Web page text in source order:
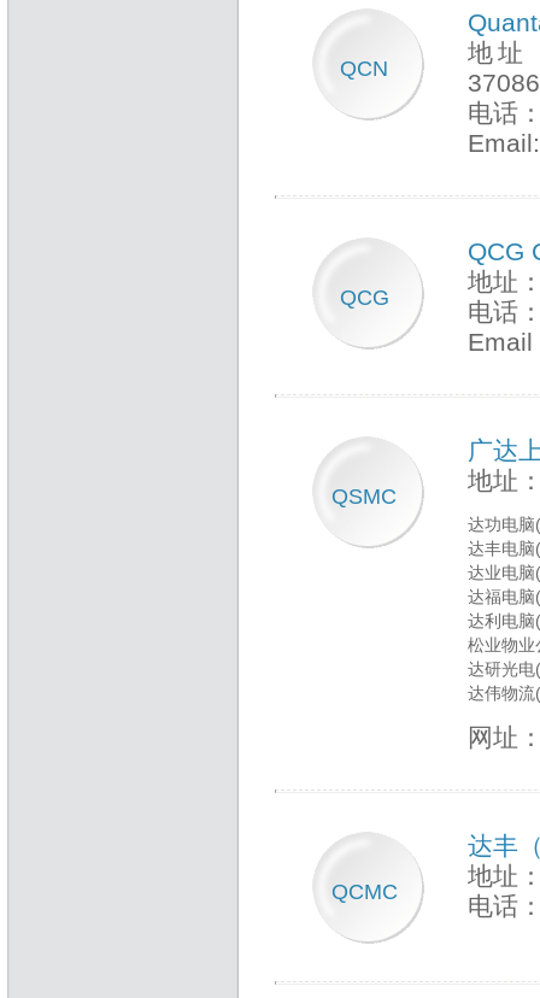
QCN
地址
电话
QCG
QCG
地址
电话
Email
QSMC
广达
地址
达功电
达丰电
达业电
达福电脑
达利电脑
松业物业
达研光电
达伟物流
网址
QCMC
达丰
地址
电话